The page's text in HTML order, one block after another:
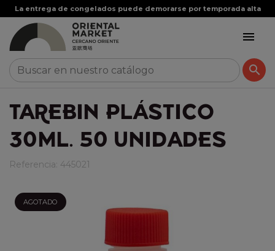
La entrega de congelados puede demorarse por temporada alta


TAREBIN PLÁSTICO
30ML. 50 UNIDADES
Referencia: 445021
AGOTADO